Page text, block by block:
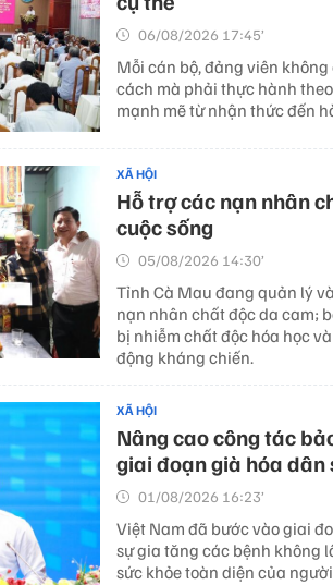
06/08/2026 17:45’
Mỗi cán bộ, đảng viên
cách mà phải thực hành
mạnh mẽ từ nhận thức đến
XÃ HỘI
Hỗ trợ các nạn nhân
cuộc sống
05/08/2026 14:30’
Tỉnh Cà Mau đang quản lý
nạn nhân chất độc da cam;
bị nhiễm chất độc hóa học
động kháng chiến.
XÃ HỘI
Nâng cao công tác
giai đoạn già hóa dân
01/08/2026 16:23’
Việt Nam đã bước vào giai
sự gia tăng các bệnh không
sức khỏe toàn diện của